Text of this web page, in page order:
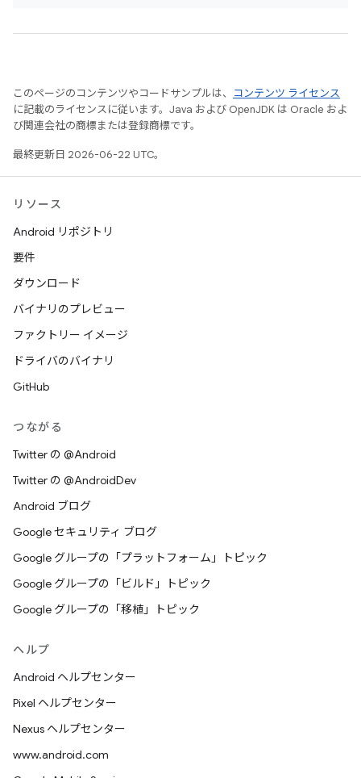
このページのコンテンツやコードサンプルは、
コンテンツ ライセンス
に記載のライセンスに従います。Java および OpenJDK は Oracle およ
び関連会社の商標または登録商標です。
最終更新日 2026-06-22 UTC。
リソース
Android リポジトリ
要件
ダウンロード
バイナリのプレビュー
ファクトリー イメージ
ドライバのバイナリ
GitHub
つながる
Twitter の @Android
Twitter の @AndroidDev
Android ブログ
Google セキュリティ ブログ
Google グループの「プラットフォーム」トピック
Google グループの「ビルド」トピック
Google グループの「移植」トピック
ヘルプ
Android ヘルプセンター
Pixel ヘルプセンター
Nexus ヘルプセンター
www.android.com